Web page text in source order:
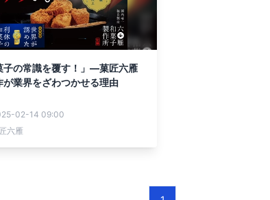
子の常識を覆す！」—菓匠六雁
が業界をざわつかせる理由
02-14 09:00
六雁